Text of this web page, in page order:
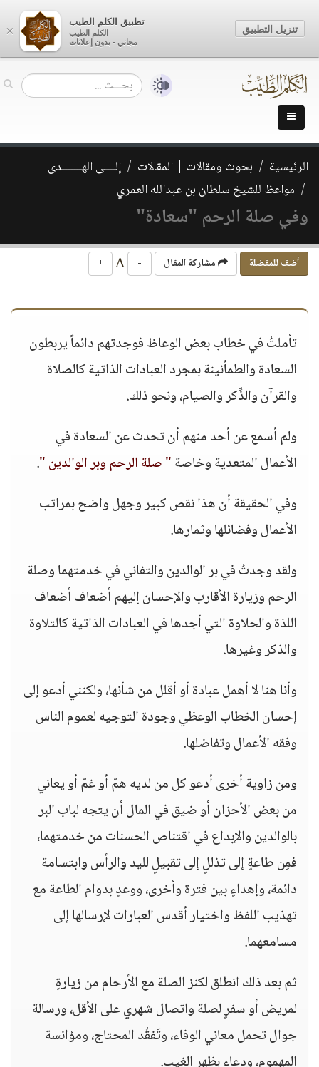
الرئيسية بحوث ومقالات | المقالات
إلــــى الهـــــــدى
مواعظ للشيخ سلطان بن عبدالله العمري
وفي صلة الرحم "سعادة"
أضف للمفضلة مشاركة المقال -
+
تأملتُ في خطاب بعض الوعاظ فوجدتهم دائماً يربطون
السعادة والطمأنينة بمجرد العبادات الذاتية كالصلاة
والقرآن والذِّكر والصيام، ونحو ذلك.
ولم أسمع عن أحد منهم أن تحدث عن السعادة في
الأعمال المتعدية وخاصة" صلة الرحم وبر الوالدين ".
وفي الحقيقة أن هذا نقص كبير وجهل واضح بمراتب
الأعمال وفضائلها وثمارها.
ولقد وجدتُ في بر الوالدين والتفاني في خدمتهما وصلة
الرحم وزيارة الأقارب والإحسان إليهم أضعاف أضعاف
اللذة والحلاوة التي أجدها في العبادات الذاتية كالتلاوة
والذكر وغيرها.
وأنا هنا لا أهمل عبادة أو أقلل من شأنها، ولكنني أدعو إلى
إحسان الخطاب الوعظي وجودة التوجيه لعموم الناس
وفقه الأعمال وتفاضلها.
ومن زاوية أخرى أدعو كل من لديه همّ أو غمّ أو يعاني
من بعض الأحزان أو ضيق في المال أن يتجه لباب البر
بالوالدين والإبداع في اقتناص الحسنات من خدمتهما،
فمِن طاعةٍ إلى تذللٍ إلى تقبيلٍ لليد والرأس وابتسامة
دائمة، وإهداءٍ بين فترة وأخرى، ووعدٍ بدوام الطاعة مع
تهذيب اللفظ واختيار أقدس العبارات لإرسالها إلى
مسامعهما.
ثم بعد ذلك انطلق لكنز الصلة مع الأرحام من زيارةٍ
لمريض أو سفرٍ لصلة واتصال شهري على الأقل، ورسالة
جوال تحمل معاني الوفاء، وتَفقُد المحتاج، ومؤانسة
×
تطبيق الكلم الطيب
الكلم الطيب
مجاني - بدون إعلانات
تنزيل التطبيق